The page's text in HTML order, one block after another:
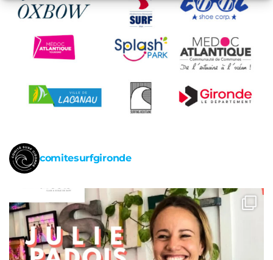
comitesurfgironde